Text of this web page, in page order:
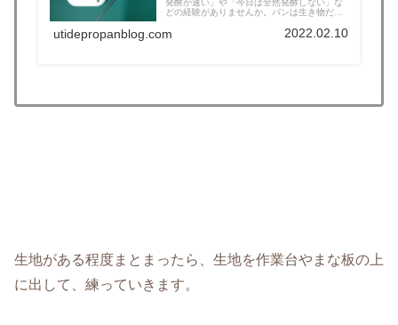
発酵が速い」や「今日は全然発酵しない」な
どの経験がありませんか。パンは生き物だ
utidepropanblog.com 2022.02.10
生地がある程度まとまったら、生地を作業台やまな板の上
に出して、練っていきます。